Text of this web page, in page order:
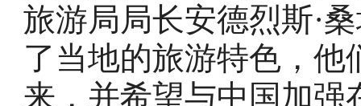
旅游局局长安德烈斯·
了当地的旅游特色，
来，并希望与中国加强